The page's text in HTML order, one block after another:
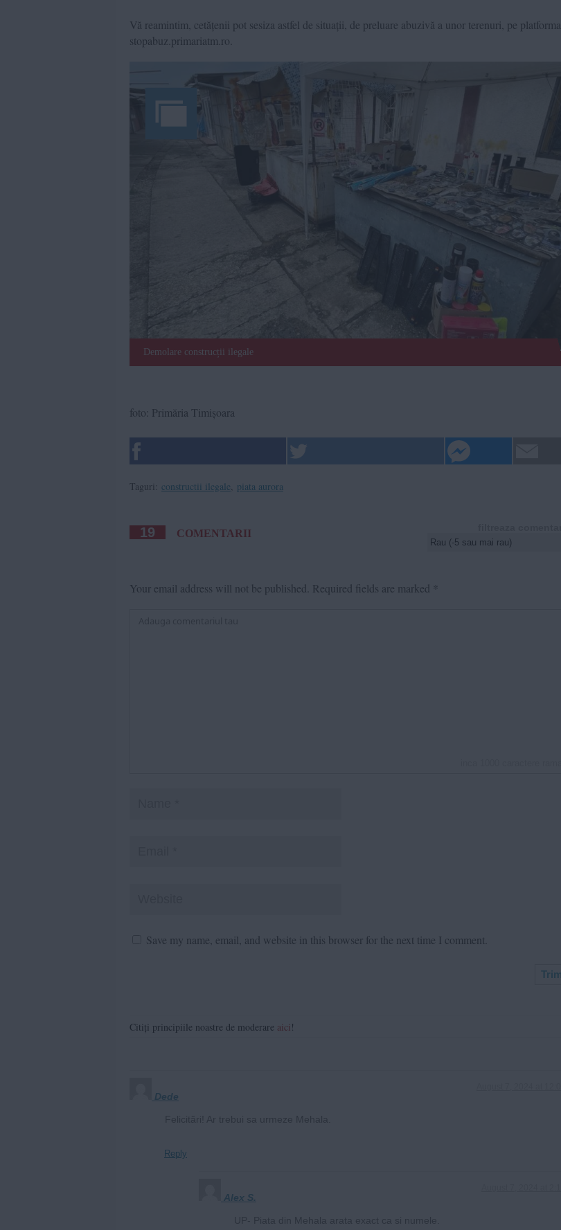
Vă reamintim, cetățenii pot sesiza astfel de situații, de preluare abuzivă a unor terenuri, pe platforma
stopabuz.primariatm.ro.
Demolare construcții ilegale
foto: Primăria Timișoara
Taguri: constructii ilegale, piata aurora
19 COMENTARII
Your email address will not be published. Required fields are marked *
Save my name, email, and website in this browser for the next time I comment.
Citiți principiile noastre de moderare aici!
Dede
Reply
Alex S.